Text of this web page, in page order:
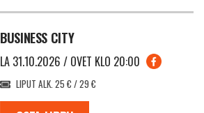
BUSINESS CITY
LA 31.10.2026 / OVET KLO 20:00
LIPUT ALK. 25 € / 29 €